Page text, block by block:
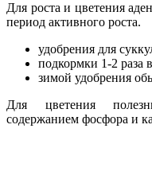
Для роста и цветения
период активного роста.
удобрения для
подкормки 1-2 раза
зимой удобрения
Для цветения
содержанием фосфора и